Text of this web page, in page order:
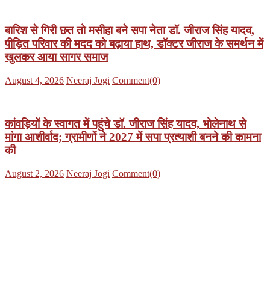
बारिश से गिरी छत तो मसीहा बने सपा नेता डॉ. जीराज सिंह यादव,
पीड़ित परिवार की मदद को बढ़ाया हाथ, डॉक्टर जीराज के समर्थन में
खुलकर आया सागर समाज
Posted
August 4, 2026 Author
Neeraj Jogi Comment(0)
कांवड़ियों के स्वागत में पहुंचे डॉ. जीराज सिंह यादव, भोलेनाथ से
मांगा आशीर्वाद; ग्रामीणों ने 2027 में सपा प्रत्याशी बनने की कामना
की
Posted
August 2, 2026 Author
Neeraj Jogi Comment(0)